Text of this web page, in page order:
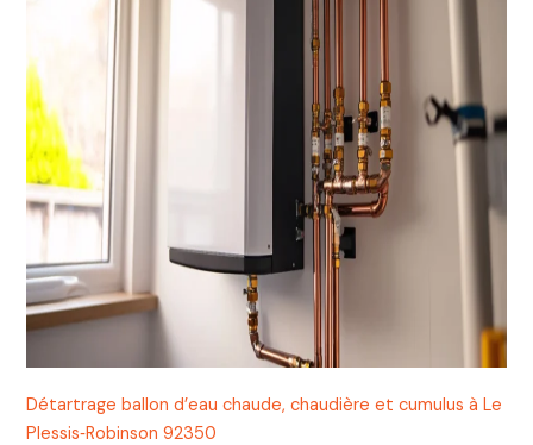
Détartrage ballon d’eau chaude, chaudière et cumulus à Le
Plessis‑Robinson 92350